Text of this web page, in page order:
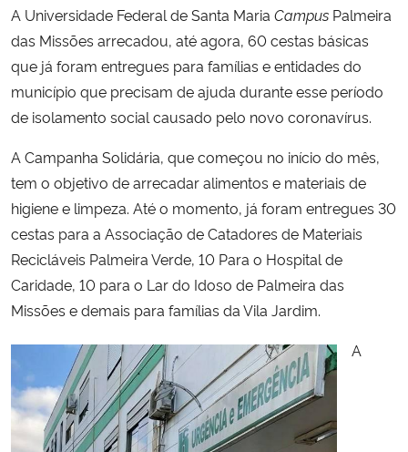
Advocacia-Geral da União
Banco Central do Brasil
Planalto
A Universidade Federal de Santa Maria Campus Palmeira
das Missões arrecadou, até agora, 60 cestas básicas
que já foram entregues para famílias e entidades do
município que precisam de ajuda durante esse período
de isolamento social causado pelo novo coronavírus.
A Campanha Solidária, que começou no início do mês,
tem o objetivo de arrecadar alimentos e materiais de
higiene e limpeza. Até o momento, já foram entregues 30
cestas para a Associação de Catadores de Materiais
Recicláveis Palmeira Verde, 10 Para o Hospital de
Caridade, 10 para o Lar do Idoso de Palmeira das
Missões e demais para famílias da Vila Jardim.
A